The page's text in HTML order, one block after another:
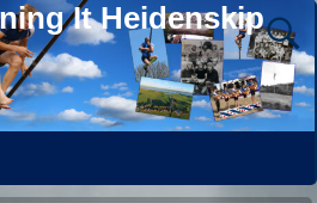
It Heidenskip